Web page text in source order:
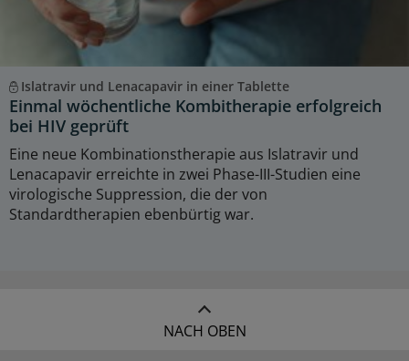
Islatravir und Lenacapavir in einer Tablette
Einmal wöchentliche Kombitherapie erfolgreich
bei HIV geprüft
Eine neue Kombinationstherapie aus Islatravir und
Lenacapavir erreichte in zwei Phase-III-Studien eine
virologische Suppression, die der von
Standardtherapien ebenbürtig war.
NACH OBEN